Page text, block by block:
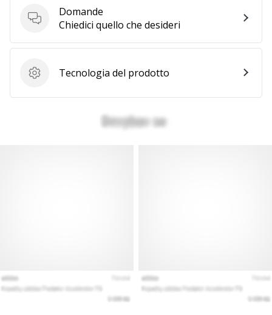
generino
profitto.
Unisciti
al…
Domande
Domande
Chiedici quello che desideri
Tecnologia del prodotto
Tecnologia del prodotto